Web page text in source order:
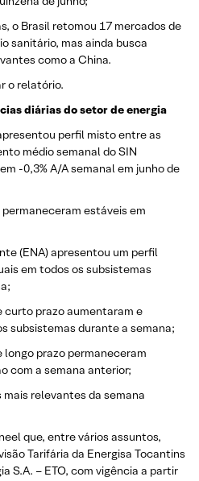
o Brasil retomou 17 mercados de
sanitário, mas ainda busca
como a China.
o relatório.
diárias do setor de energia
perfil misto entre as
médio semanal do SIN
-0,3% A/A semanal em junho de
estáveis em
(ENA) apresentou um perfil
em todos os subsistemas
curto prazo aumentaram e
subsistemas durante a semana;
longo prazo permaneceram
com a semana anterior;
mais relevantes da semana
que, entre vários assuntos,
Tarifária da Energisa Tocantins
S.A. – ETO, com vigência a partir